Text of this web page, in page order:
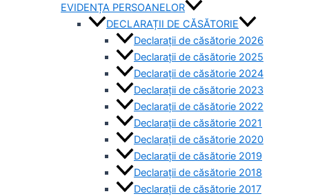
EVIDENȚA PERSOANELOR
DECLARAȚII DE CĂSĂTORIE
Declarații de căsătorie 2026
Declarații de căsătorie 2025
Declarații de căsătorie 2024
Declarații de căsătorie 2023
Declarații de căsătorie 2022
Declarații de căsătorie 2021
Declarații de căsătorie 2020
Declarații de căsătorie 2019
Declarații de căsătorie 2018
Declarații de căsătorie 2017